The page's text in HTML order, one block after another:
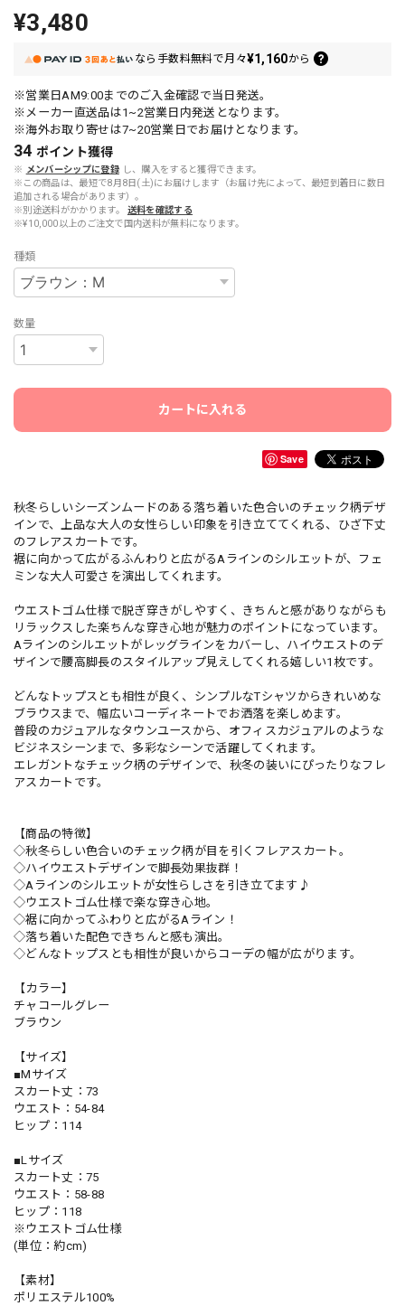
¥3,480
なら 手数料無料で月々¥1,160から
※営業日AM9:00までのご入金確認で当日発送。
※メーカー直送品は1~2営業日内発送となります。
※海外お取り寄せは7~20営業日でお届けとなります。
34 ポイント獲得
※ メンバーシップに登録 し、購入をすると獲得できます。
※この商品は、最短で8月8日(土)にお届けします（お届け先によって、最短到着日に数日
追加される場合があります）。
※別途送料がかかります。
送料を確認する
※¥10,000以上のご注文で国内送料が無料になります。
種類
数量
カートに入れる
Save
秋冬らしいシーズンムードのある落ち着いた色合いのチェック柄デザ
インで、上品な大人の女性らしい印象を引き立ててくれる、ひざ下丈
のフレアスカートです。
裾に向かって広がるふんわりと広がるAラインのシルエットが、フェ
ミンな大人可愛さを演出してくれます。
ウエストゴム仕様で脱ぎ穿きがしやすく、きちんと感がありながらも
リラックスした楽ちんな穿き心地が魅力のポイントになっています。
Aラインのシルエットがレッグラインをカバーし、ハイウエストのデ
ザインで腰高脚長のスタイルアップ見えしてくれる嬉しい1枚です。
どんなトップスとも相性が良く、シンプルなTシャツからきれいめな
ブラウスまで、幅広いコーディネートでお洒落を楽しめます。
普段のカジュアルなタウンユースから、オフィスカジュアルのような
ビジネスシーンまで、多彩なシーンで活躍してくれます。
エレガントなチェック柄のデザインで、秋冬の装いにぴったりなフレ
アスカートです。
【商品の特徴】
◇秋冬らしい色合いのチェック柄が目を引くフレアスカート。
◇ハイウエストデザインで脚長効果抜群！
◇Aラインのシルエットが女性らしさを引き立てます♪
◇ウエストゴム仕様で楽な穿き心地。
◇裾に向かってふわりと広がるAライン！
◇落ち着いた配色できちんと感も演出。
◇どんなトップスとも相性が良いからコーデの幅が広がります。
【カラー】
チャコールグレー
ブラウン
【サイズ】
■Mサイズ
スカート丈：73
ウエスト：54-84
ヒップ：114
■Lサイズ
スカート丈：75
ウエスト：58-88
ヒップ：118
※ウエストゴム仕様
(単位：約cm)
【素材】
ポリエステル100%